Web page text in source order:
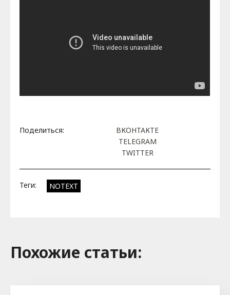
Поделиться:
ВКОНТАКТЕ
TELEGRAM
TWITTER
Теги: NOTEXT
Похожие cтатьи: